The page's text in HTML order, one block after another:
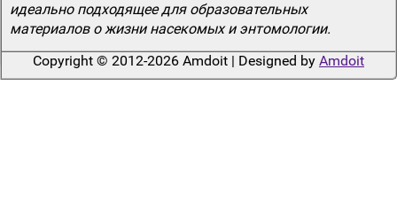
идеально подходящее для образовательных
материалов о жизни насекомых и энтомологии.
Copyright © 2012-2026 Amdoit | Designed by Amdoit